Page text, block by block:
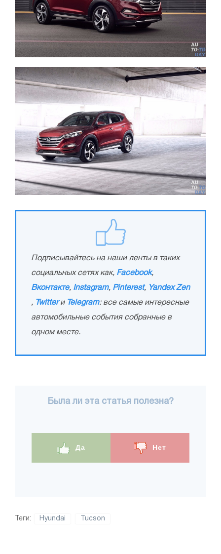
Подписывайтесь на наши ленты в таких
социальных сетях как, Facebook,
Вконтакте, Instagram, Pinterest, Yandex Zen
, Twitterи Telegram: все самые интересные
автомобильные события собранные в
одном месте.
Была ли эта статья полезна?
Да Нет
Теги: Hyundai Tucson